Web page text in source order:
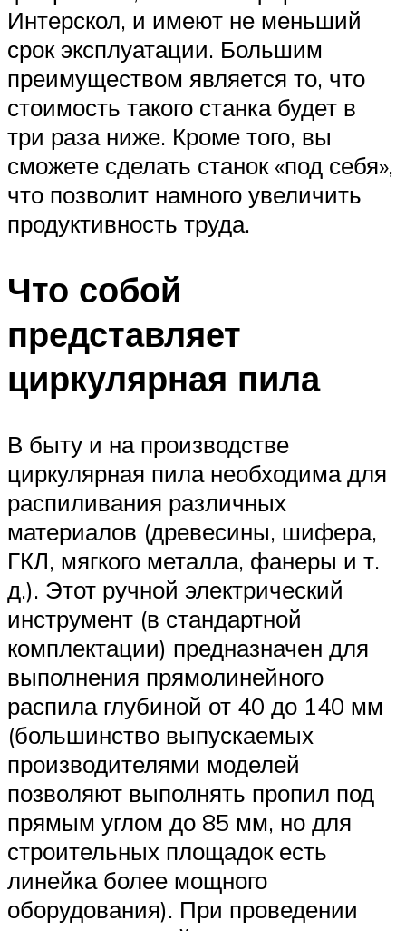
Интерскол, и имеют не меньший
срок эксплуатации. Большим
преимуществом является то, что
стоимость такого станка будет в
три раза ниже. Кроме того, вы
сможете сделать станок «под себя»,
что позволит намного увеличить
продуктивность труда.
Что собой
представляет
циркулярная пила
В быту и на производстве
циркулярная пила необходима для
распиливания различных
материалов (древесины, шифера,
ГКЛ, мягкого металла, фанеры и т.
д.). Этот ручной электрический
инструмент (в стандартной
комплектации) предназначен для
выполнения прямолинейного
распила глубиной от 40 до 140 мм
(большинство выпускаемых
производителями моделей
позволяют выполнять пропил под
прямым углом до 85 мм, но для
строительных площадок есть
линейка более мощного
оборудования). При проведении